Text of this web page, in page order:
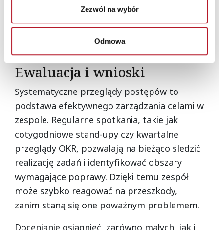
Zezwól na wybór
Odmowa
ogólny wynik. Angażowanie zespołu w proces
wyznaczania celów i regularne świętowanie
sukcesów dodatkowo wzmacnia poczucie
Ewaluacja i wnioski
Systematyczne przeglądy postępów to
podstawa efektywnego zarządzania celami w
zespole. Regularne spotkania, takie jak
cotygodniowe stand-upy czy kwartalne
przeglądy OKR, pozwalają na bieżąco śledzić
realizację zadań i identyfikować obszary
wymagające poprawy. Dzięki temu zespół
może szybko reagować na przeszkody,
zanim staną się one poważnym problemem.